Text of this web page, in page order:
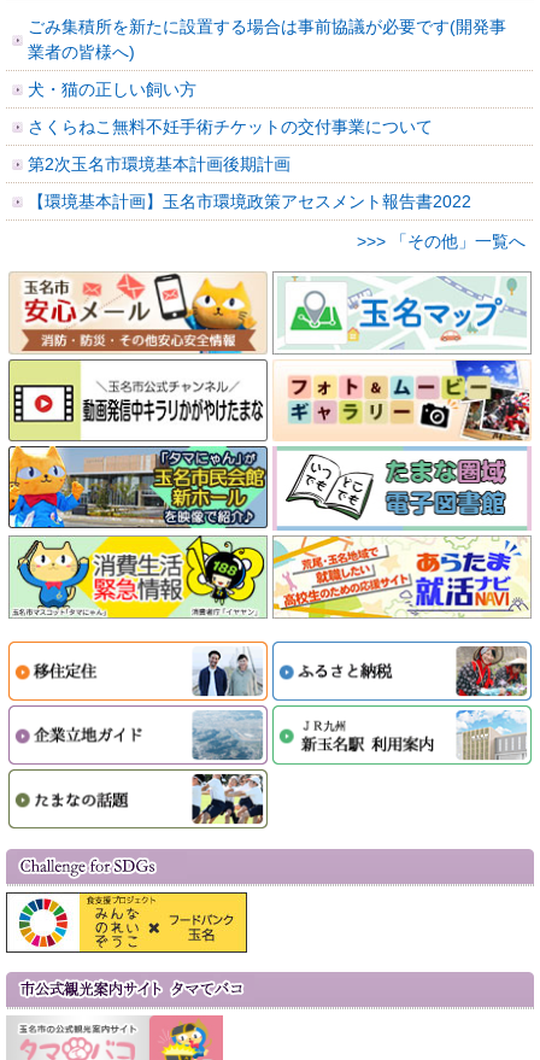
ごみ集積所を新たに設置する場合は事前協議が必要です(開発事
業者の皆様へ)
犬・猫の正しい飼い方
さくらねこ無料不妊手術チケットの交付事業について
第2次玉名市環境基本計画後期計画
【環境基本計画】玉名市環境政策アセスメント報告書2022
>>> 「その他」一覧へ